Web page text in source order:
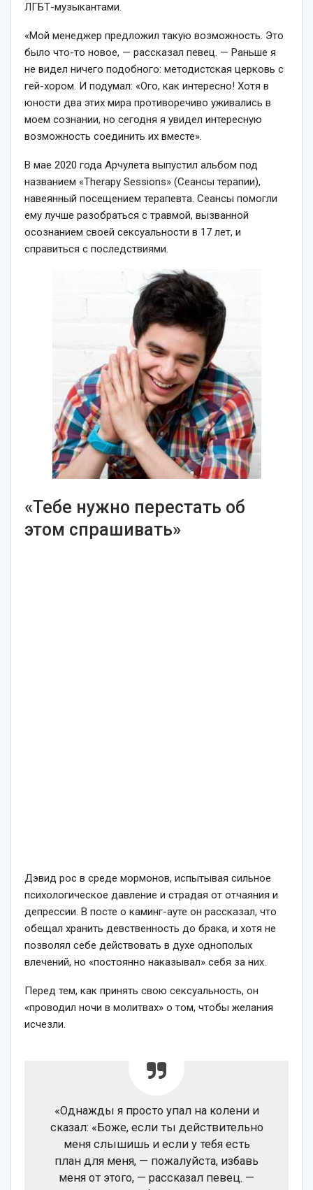
ЛГБТ-музыкантами.
«Мой менеджер предложил такую возможность. Это
было что-то новое, — рассказал певец. — Раньше я
не видел ничего подобного: методистская церковь с
гей-хором. И подумал: «Ого, как интересно! Хотя в
юности два этих мира противоречиво уживались в
моем сознании, но сегодня я увидел интересную
возможность соединить их вместе».
В мае 2020 года Арчулета выпустил альбом под
названием «Therapy Sessions» (Сеансы терапии),
навеянный посещением терапевта. Сеансы помогли
ему лучше разобраться с травмой, вызванной
осознанием своей сексуальности в 17 лет, и
справиться с последствиями.
«Тебе нужно перестать об
этом спрашивать»
Дэвид рос в среде мормонов, испытывая сильное
психологическое давление и страдая от отчаяния и
депрессии. В посте о каминг-ауте он рассказал, что
обещал хранить девственность до брака, и хотя не
позволял себе действовать в духе однополых
влечений, но «постоянно наказывал» себя за них.
Перед тем, как принять свою сексуальность, он
«проводил ночи в молитвах» о том, чтобы желания
исчезли.
«Однажды я просто упал на колени и
сказал: «Боже, если ты действительно
меня слышишь и если у тебя есть
план для меня, — пожалуйста, избавь
меня от этого, — рассказал певец. —